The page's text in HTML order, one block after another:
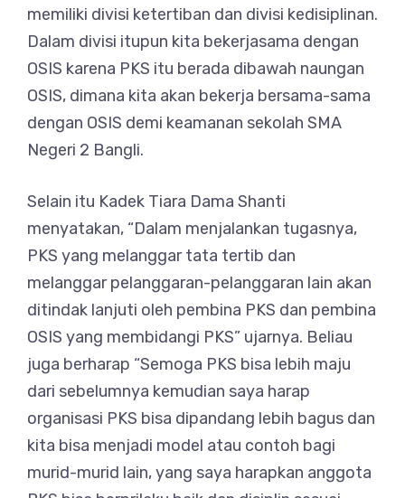
memiliki divisi ketertiban dan divisi kedisiplinan.
Dalam divisi itupun kita bekerjasama dengan
OSIS karena PKS itu berada dibawah naungan
OSIS, dimana kita akan bekerja bersama-sama
dengan OSIS demi keamanan sekolah SMA
Negeri 2 Bangli.
Selain itu Kadek Tiara Dama Shanti
menyatakan, “Dalam menjalankan tugasnya,
PKS yang melanggar tata tertib dan
melanggar pelanggaran-pelanggaran lain akan
ditindak lanjuti oleh pembina PKS dan pembina
OSIS yang membidangi PKS” ujarnya. Beliau
juga berharap “Semoga PKS bisa lebih maju
dari sebelumnya kemudian saya harap
organisasi PKS bisa dipandang lebih bagus dan
kita bisa menjadi model atau contoh bagi
murid-murid lain, yang saya harapkan anggota